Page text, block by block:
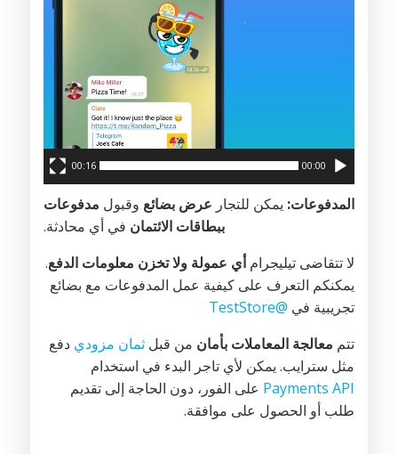
00:00
00:16
المدفوعات: يمكن للتجار عرض بضائع وقبول مدفوعات
ببطاقات الائتمان في أي محادثة.
لا تتقاضى تيليجرامأي عمولة ولا تخزن معلومات الدفع.
يمكنكم التعرف على كيفية عمل المدفوعات مع بضائع
تجريبية في @TestStore
تتم معالجة المعاملات بأمان من قبل ثمان مزودي دفع
مثل سترايب. يمكن لأي تاجر البدء في استخدام
Payments API على الفور، دون الحاجة إلى تقديم
طلب أو الحصول على موافقة.